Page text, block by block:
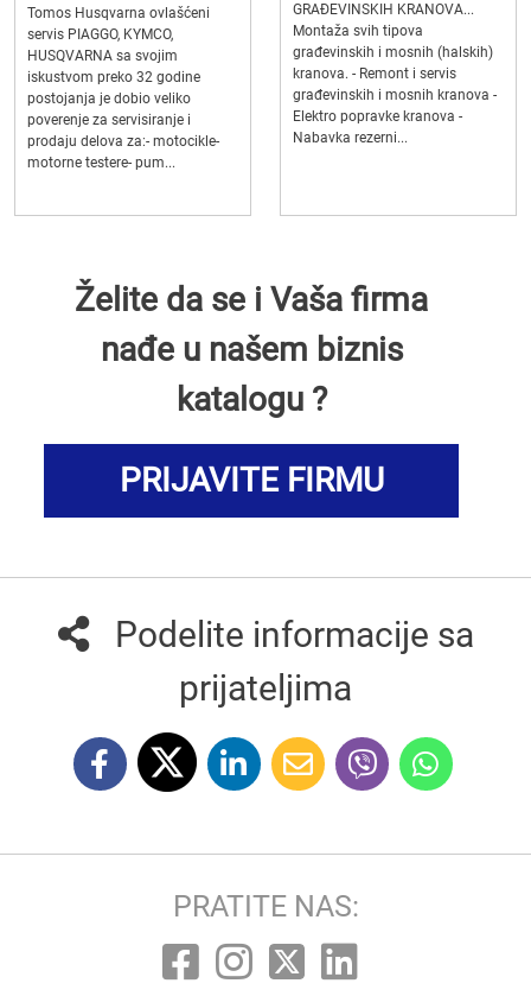
Tomos Husqvarna ovlašćeni
servis PIAGGO, KYMCO,
HUSQVARNA sa svojim
iskustvom preko 32 godine
postojanja je dobio veliko
poverenje za servisiranje i
prodaju delova za:- motocikle-
motorne testere- pum...
GRAĐEVINSKIH KRANOVA...
Montaža svih tipova
građevinskih i mosnih (halskih)
kranova. - Remont i servis
građevinskih i mosnih kranova -
Elektro popravke kranova -
Nabavka rezerni...
Želite da se i Vaša firma
nađe u našem biznis
katalogu ?
PRIJAVITE FIRMU
Podelite informacije sa
prijateljima
PRATITE NAS: